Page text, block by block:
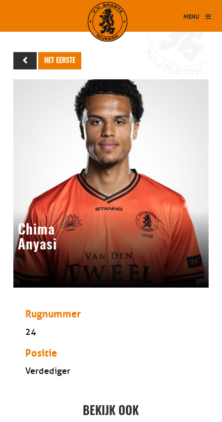
MENU
HET EERSTE
Chima
Anyasi
Rugnummer
24
Positie
Verdediger
BEKIJK OOK